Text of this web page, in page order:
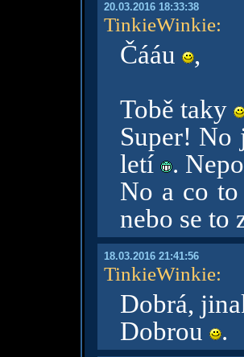
20.03.2016 18:33:38
TinkieWinkie:
Čááu
,
Tobě taky
Super! No
letí
.
No a co to
nebo se to
18.03.2016 21:41:56
TinkieWinkie:
Dobrá,
Dobrou
.